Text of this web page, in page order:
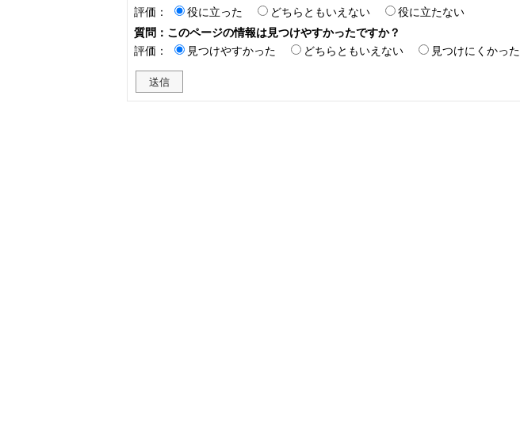
評価：
役に立った どちらともいえない
役に立たない
質問：このページの情報は見つけやすかったですか？
評価：
見つけやすかった どちらともいえない 見つけにくかった